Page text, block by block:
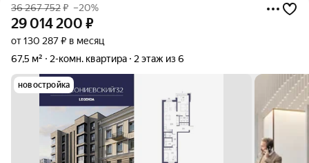
36 267 752₽ –20%
29 014 200 ₽
от 130 287 ₽ в месяц
67,5 м²
2-комн. квартира 2 этаж из 6
новостройка